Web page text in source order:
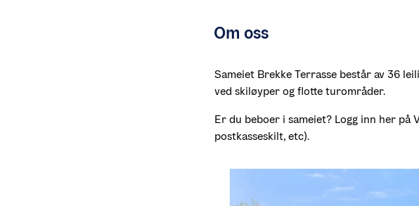
Om oss
Sameiet Brekke Terrasse består av 36
ved skiløyper og flotte turområder.
Er du beboer i sameiet? Logg inn her
postkasseskilt, etc).